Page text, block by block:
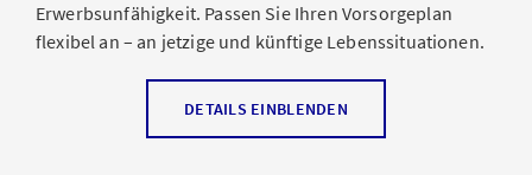
Erwerbsunfähigkeit. Passen Sie Ihren Vorsorgeplan
flexibel an – an jetzige und künftige Lebenssituationen.
Ihre Vorteile mit SmartFlex
DETAILS EINBLENDEN